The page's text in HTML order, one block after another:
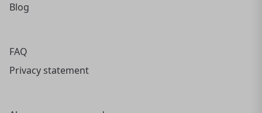
Blog
FAQ
Privacy statement